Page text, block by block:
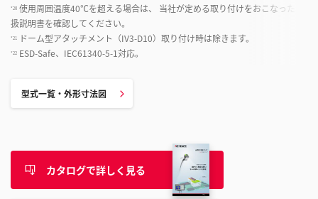
*20 使用周囲温度40℃を超える場合は、 当社が定める取り付けをおこなったう
扱説明書を確認してください。
*21 ドーム型アタッチメント（IV3-D10）取り付け時は除きます。
*22 ESD-Safe、IEC61340-5-1対応。
型式一覧・外形寸法図
カタログで詳しく見る